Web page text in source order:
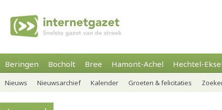
Beringen Bocholt Bree Hamont-Achel Hechtel-
Nieuws Nieuwsarchief Kalender Groeten & felicitaties